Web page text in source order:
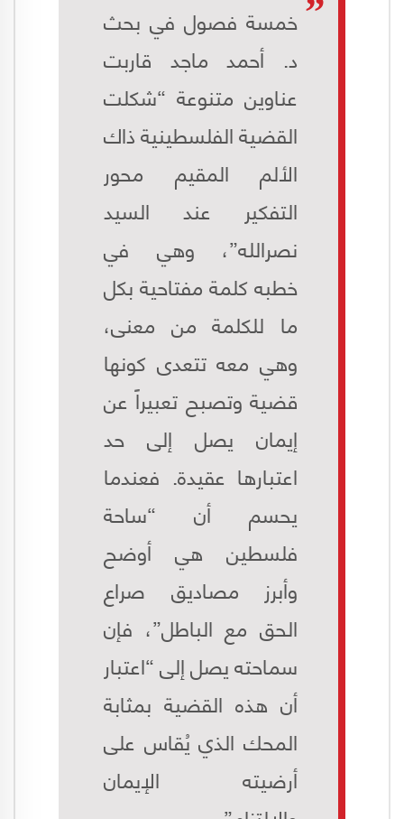
خمسة فصول في بحث
د. أحمد ماجد قاربت
عناوين متنوعة “شكلت
القضية الفلسطينية ذاك
الألم المقيم محور
التفكير عند السيد
نصرالله”، وهي في
خطبه كلمة مفتاحية بكل
ما للكلمة من معنى،
وهي معه تتعدى كونها
قضية وتصبح تعبيراً عن
إيمان يصل إلى حد
اعتبارها عقيدة. فعندما
يحسم أن “ساحة
فلسطين هي أوضح
وأبرز مصاديق صراع
الحق مع الباطل”، فإن
سماحته يصل إلى “اعتبار
أن هذه القضية بمثابة
المحك الذي يُقاس على
أرضيته الإيمان